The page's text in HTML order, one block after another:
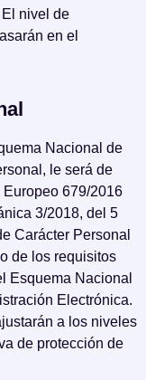
nivel de
en el
Nacional de
le será de
679/2016
3/2018, del 5
Carácter Personal
de los requisitos
Esquema Nacional
Electrónica.
a los niveles
de protección de